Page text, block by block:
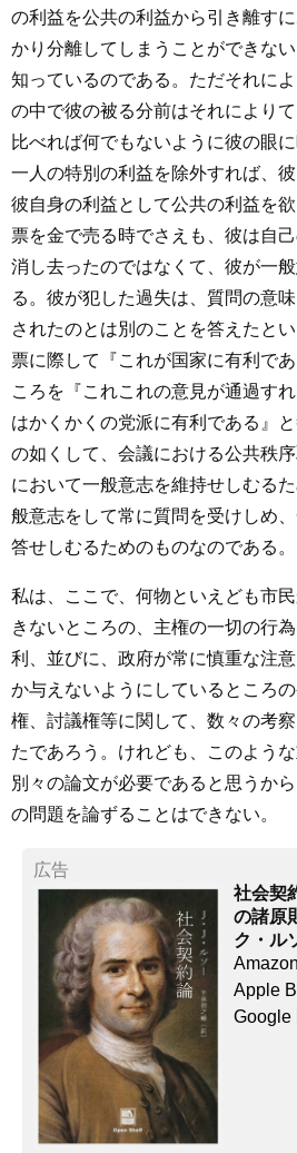
の利益を公共の利益から引き離す
かり分離してしまうことができな
知っているのである。ただそれに
の中で彼の被る分前はそれにより
比べれば何でもないように彼の眼に
一人の特別の利益を除外すれば、
彼自身の利益として公共の利益を
票を金で売る時でさえも、彼は自
消し去ったのではなくて、彼が一
る。彼が犯した過失は、質問の意
されたのとは別のことを答えたと
票に際して『これが国家に有利で
ころを『これこれの意見が通過す
はかくかくの党派に有利である』
の如くして、会議における公共秩
において一般意志を維持せしむる
般意志をして常に質問を受けしめ
答せしむるためのものなのである。
私は、ここで、何物といえども市
きないところの、主権の一切の行
利、並びに、政府が常に慎重な注
か与えないようにしているところ
権、討議権等に関して、数々の考
たであろう。けれども、このよう
別々の論文が必要であると思うか
の問題を論ずることはできない。
広告
社会契
の諸原
ク・ル
Apple
Google